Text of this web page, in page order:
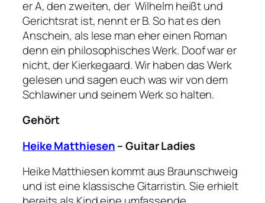
er A, den zweiten, der Wilhelm heißt und
Gerichtsrat ist, nennt er B. So hat es den
Anschein, als lese man eher einen Roman
denn ein philosophisches Werk. Doof war er
nicht, der Kierkegaard. Wir haben das Werk
gelesen und sagen euch was wir von dem
Schlawiner und seinem Werk so halten.
Gehört
Heike Matthiesen– Guitar Ladies
Heike Matthiesen kommt aus Braunschweig
und ist eine klassische Gitarristin. Sie erhielt